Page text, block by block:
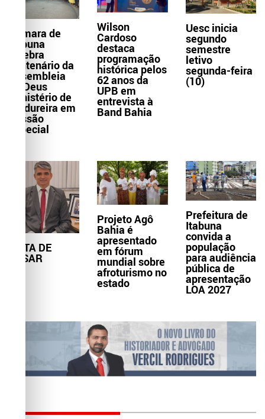
Câmara de
Itabuna
celebra
centenário da
Assembleia
de Deus
Ministério de
Madureira em
Sessão
Especial
Wilson
Cardoso
destaca
programação
histórica pelos
62 anos da
UPB em
entrevista à
Band Bahia
Uesc inicia
segundo
semestre
letivo
segunda-feira
(10)
NOTA DE
PESAR
Projeto Agô
Bahia é
apresentado
em fórum
mundial sobre
afroturismo no
estado
Prefeitura de
Itabuna
convida a
população
para audiência
pública de
apresentação
LOA 2027